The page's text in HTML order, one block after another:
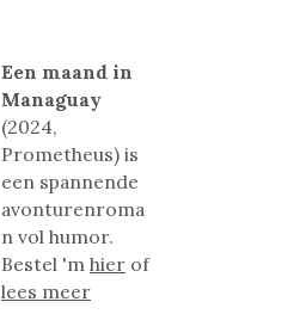
Een maand in
Managuay
(2024,
Prometheus) is
een spannende
avonturenroma
n vol humor.
Bestel 'mhier of
lees meer